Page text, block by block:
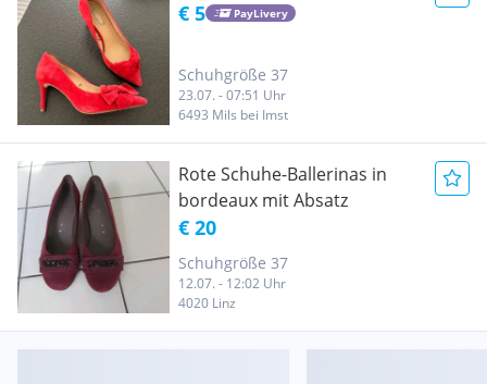
€ 5 PayLivery
Schuhgröße 37
23.07. - 07:51 Uhr
6493 Mils bei Imst
Rote Schuhe-Ballerinas in
bordeaux mit Absatz
€ 20
Schuhgröße 37
12.07. - 12:02 Uhr
4020 Linz